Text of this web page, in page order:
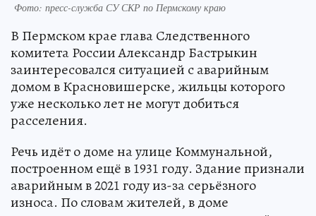
Фото: пресс-служба СУ СКР по Пермскому краю
В Пермском крае глава Следственного
комитета России Александр Бастрыкин
заинтересовался ситуацией с аварийным
домом в Красновишерске, жильцы которого
уже несколько лет не могут добиться
расселения.
Речь идёт о доме на улице Коммунальной,
построенном ещё в 1931 году. Здание признали
аварийным в 2021 году из-за серьёзного
износа. По словам жителей, в доме